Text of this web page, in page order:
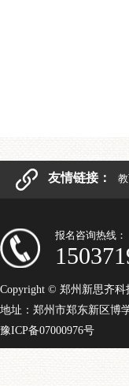
友情链接：
报名咨询热线：
Copyright © 郑州新思齐科
地址：郑州市郑东新区博
豫ICP备07000976号